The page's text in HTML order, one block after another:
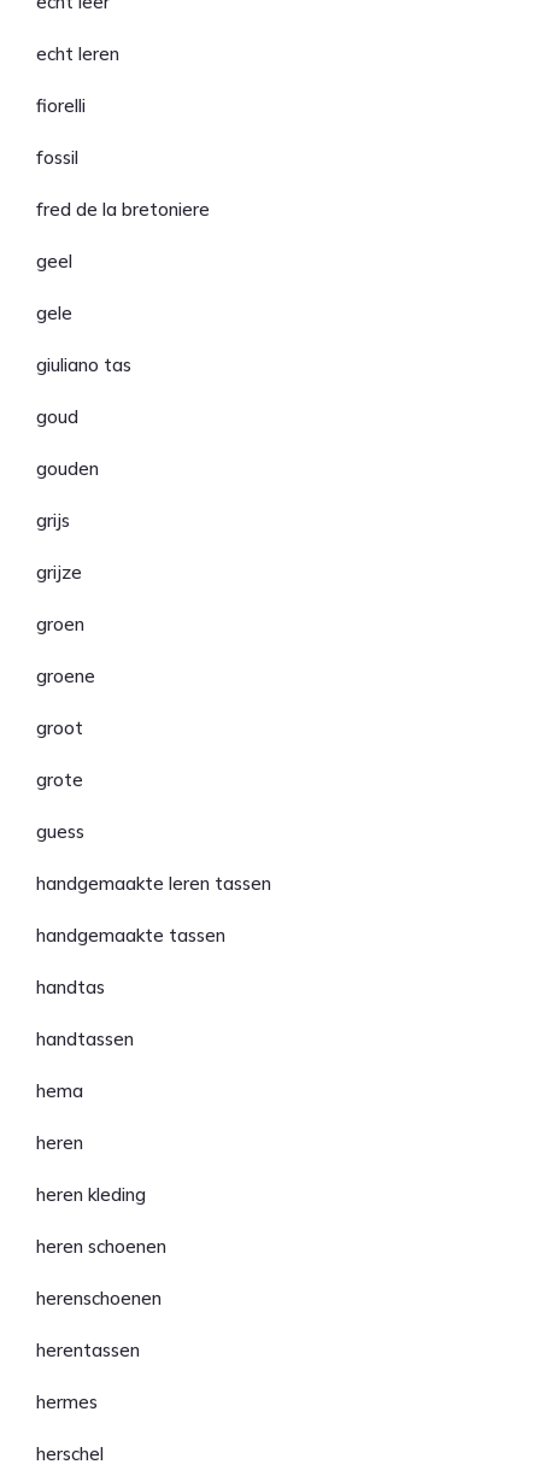
echt leren
fiorelli
fossil
fred de la bretoniere
geel
gele
giuliano tas
goud
gouden
grijs
grijze
groen
groene
groot
grote
guess
handgemaakte leren tassen
handgemaakte tassen
handtas
handtassen
hema
heren
heren kleding
heren schoenen
herenschoenen
herentassen
hermes
herschel